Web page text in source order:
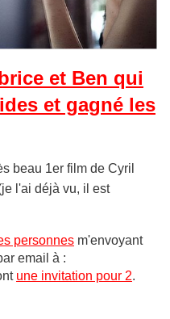
et Ben qui
et gagné les
beau 1er film de Cyril
l'ai déjà vu, il est
personnes m'envoyant
email à :
une invitation pour 2.